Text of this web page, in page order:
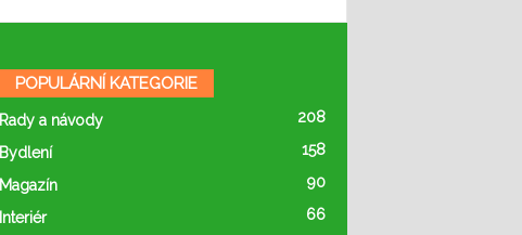
POPULÁRNÍ KATEGORIE
Rady a návody 208
Bydlení 158
Magazín 90
Interiér 66